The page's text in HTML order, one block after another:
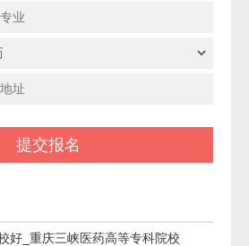
好_重庆三峡医药高等专科院校